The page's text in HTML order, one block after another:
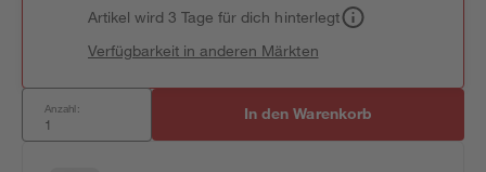
Artikel wird 3 Tage für dich hinterlegt
Verfügbarkeit in anderen Märkten
Anzahl: In den Warenkorb